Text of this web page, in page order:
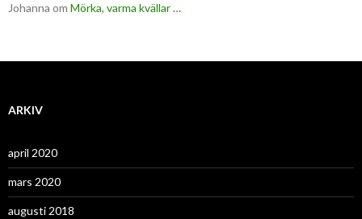
Johanna om Mörka, varma kvällar …
ARKIV
april 2020
mars 2020
augusti 2018